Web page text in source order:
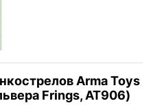
Arma Toys
Frings, AT906)